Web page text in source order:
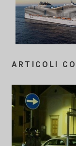
ARTICOLI